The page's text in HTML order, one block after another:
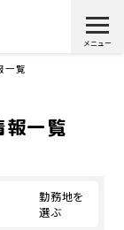
一覧
一覧
勤務地を
選ぶ